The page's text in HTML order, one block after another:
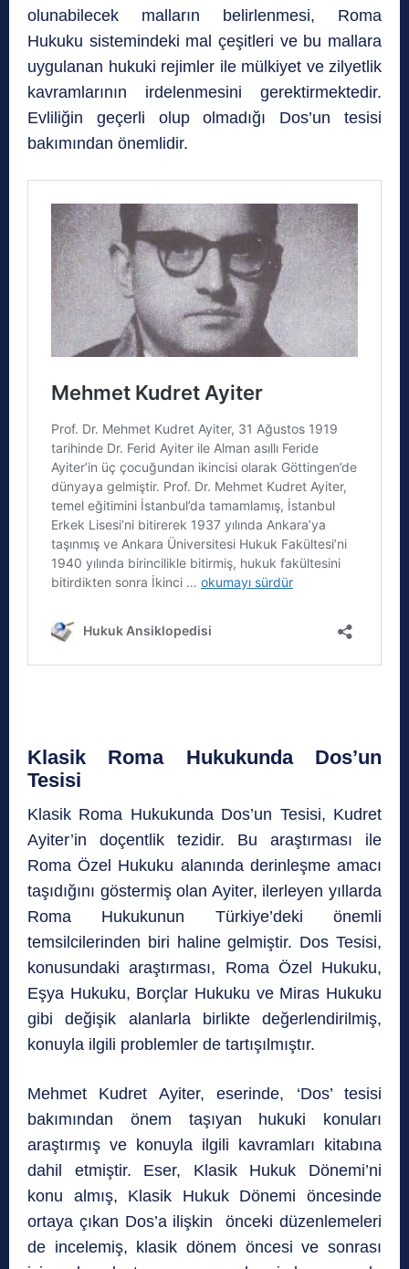
olunabilecek malların belirlenmesi, Roma
Hukuku sistemindeki mal çeşitleri ve bu mallara
uygulanan hukuki rejimler ile mülkiyet ve zilyetlik
kavramlarının irdelenmesini gerektirmektedir.
Evliliğin geçerli olup olmadığı Dos’un tesisi
bakımından önemlidir.
Klasik Roma Hukukunda Dos’un
Tesisi
Klasik Roma Hukukunda Dos’un Tesisi, Kudret
Ayiter’in doçentlik tezidir. Bu araştırması ile
Roma Özel Hukuku alanında derinleşme amacı
taşıdığını göstermiş olan Ayiter, ilerleyen yıllarda
Roma Hukukunun Türkiye’deki önemli
temsilcilerinden biri haline gelmiştir. Dos Tesisi,
konusundaki araştırması, Roma Özel Hukuku,
Eşya Hukuku, Borçlar Hukuku ve Miras Hukuku
gibi değişik alanlarla birlikte değerlendirilmiş,
konuyla ilgili problemler de tartışılmıştır.
Mehmet Kudret Ayiter, eserinde, ‘Dos’ tesisi
bakımından önem taşıyan hukuki konuları
araştırmış ve konuyla ilgili kavramları kitabına
dahil etmiştir. Eser, Klasik Hukuk Dönemi’ni
konu almış, Klasik Hukuk Dönemi öncesinde
ortaya çıkan Dos’a ilişkin önceki düzenlemeleri
de incelemiş, klasik dönem öncesi ve sonrası